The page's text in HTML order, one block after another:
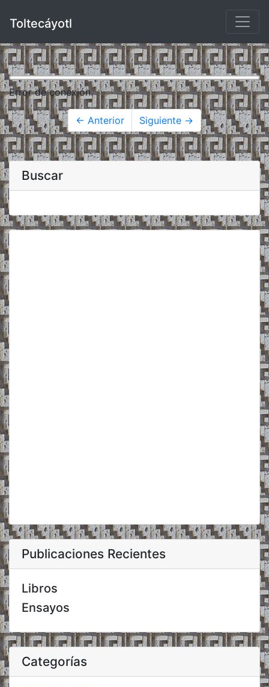
Toltecáyotl
Error de conexión.
← Anterior Siguiente →
Buscar
Publicaciones Recientes
Libros
Ensayos
Categorías